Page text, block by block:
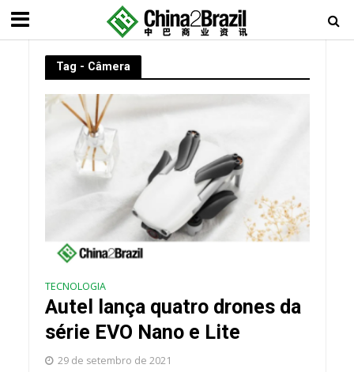
Tag - Câmera
TECNOLOGIA
Autel lança quatro drones da
série EVO Nano e Lite
29 de setembro de 2021